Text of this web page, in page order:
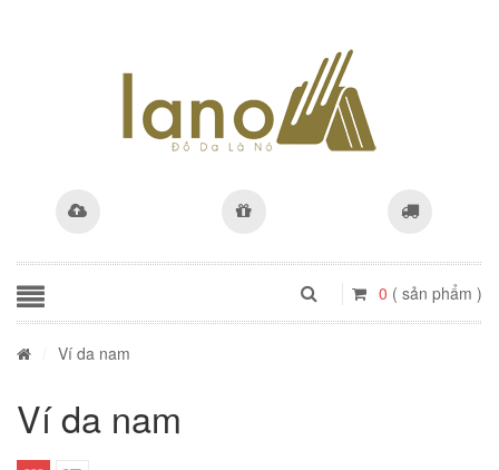
0 ( sản phẩm )
Ví da nam
Ví da nam